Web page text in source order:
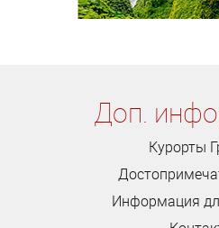
Доп.
Курорты
Информация